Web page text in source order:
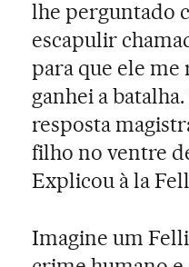
lhe perguntado
escapulir
para que ele me
ganhei a
resposta
filho no ventre
Explicou à la
Imagine um